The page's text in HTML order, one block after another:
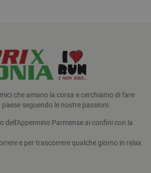
che amano la corsa e cerchiamo di fare
seguendo le nostre passioni.
dell'Appennino Parmense ai confini con la
e per trascorrere qualche giorno in relax